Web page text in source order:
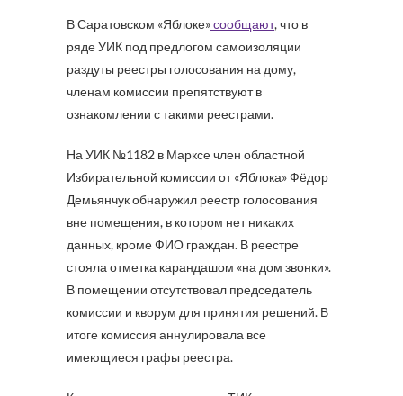
В Саратовском «Яблоке»сообщают, что в
ряде УИК под предлогом самоизоляции
раздуты реестры голосования на дому,
членам комиссии препятствуют в
ознакомлении с такими реестрами.
На УИК №1182 в Марксе член областной
Избирательной комиссии от «Яблока» Фёдор
Демьянчук обнаружил реестр голосования
вне помещения, в котором нет никаких
данных, кроме ФИО граждан. В реестре
стояла отметка карандашом «на дом звонки».
В помещении отсутствовал председатель
комиссии и кворум для принятия решений. В
итоге комиссия аннулировала все
имеющиеся графы реестра.